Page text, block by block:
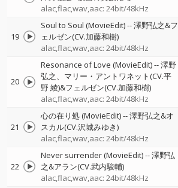
alac,flac,wav,aac: 24bit/48kHz
19
Soul to Soul (MovieEdit)--澤野弘之&フ
ェルゼン(CV.加藤和樹)
alac,flac,wav,aac: 24bit/48kHz
20
Resonance of Love (MovieEdit)--澤野
弘之、マリー・アントワネット(CV.平
野 綾)&フェルゼン(CV.加藤和樹)
alac,flac,wav,aac: 24bit/48kHz
21
心の在り処 (MovieEdit)--澤野弘之&オ
スカル(CV.沢城みゆき)
alac,flac,wav,aac: 24bit/48kHz
22
Never surrender (MovieEdit)--澤野弘
之&アラン(CV.武内駿輔)
alac,flac,wav,aac: 24bit/48kHz